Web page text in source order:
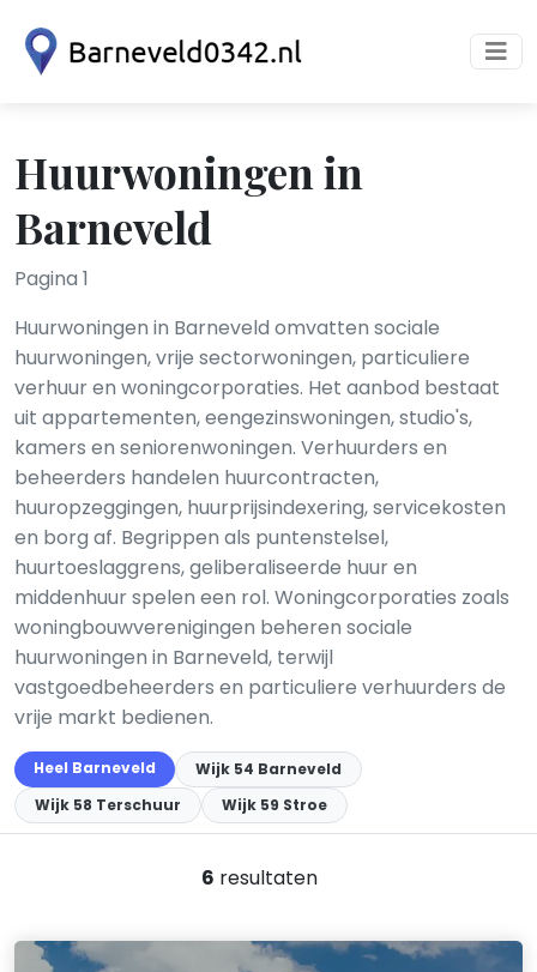
Huurwoningen in
Barneveld
Pagina 1
Huurwoningen in Barneveld omvatten sociale
huurwoningen, vrije sectorwoningen, particuliere
verhuur en woningcorporaties. Het aanbod bestaat
uit appartementen, eengezinswoningen, studio's,
kamers en seniorenwoningen. Verhuurders en
beheerders handelen huurcontracten,
huuropzeggingen, huurprijsindexering, servicekosten
en borg af. Begrippen als puntenstelsel,
huurtoeslaggrens, geliberaliseerde huur en
middenhuur spelen een rol. Woningcorporaties zoals
woningbouwverenigingen beheren sociale
huurwoningen in Barneveld, terwijl
vastgoedbeheerders en particuliere verhuurders de
vrije markt bedienen.
Heel Barneveld
Wijk 54 Barneveld
Wijk 58 Terschuur
Wijk 59 Stroe
6 resultaten